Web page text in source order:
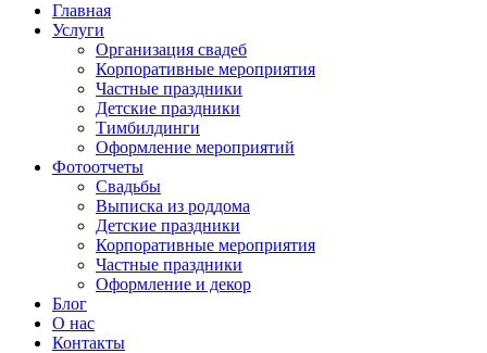
Главная
Услуги
Организация свадеб
Корпоративные мероприятия
Частные праздники
Детские праздники
Тимбилдинги
Оформление мероприятий
Фотоотчеты
Cвадьбы
Выписка из роддома
Детские праздники
Корпоративные мероприятия
Частные праздники
Оформление и декор
Блог
О нас
Контакты